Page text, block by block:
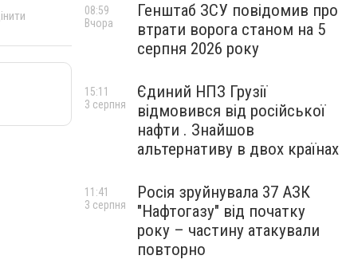
Генштаб ЗСУ повідомив про
втрати ворога станом на 5
серпня 2026 року
08:59
Вчора
Єдиний НПЗ Грузії
відмовився від російської
нафти . Знайшов
альтернативу в двох країнах
15:11
3 серпня
Росія зруйнувала 37 АЗК
"Нафтогазу" від початку
року – частину атакували
повторно
11:41
3 серпня